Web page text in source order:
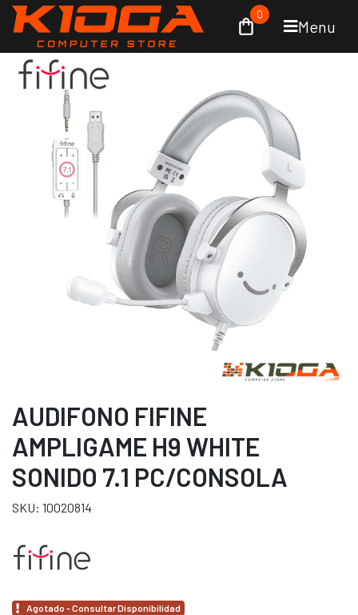
Menu
0
AUDIFONO FIFINE
AMPLIGAME H9 WHITE
SONIDO 7.1 PC/CONSOLA
SKU: 10020814
Agotado - Consultar Disponibilidad